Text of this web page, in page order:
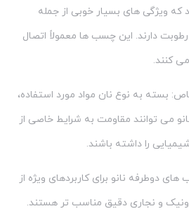
که ویژگی های بسیار خوبی از جمله
دارند. این چسب ها معمولاً اتصال
کنند.
بسته به نوع نان مواد مورد استفاده،
می توانند مقاومت به شرایط خاصی از
را داشته باشند.
دوطرفه نانو برای کاربردهای ویژه از
و نجاری دقیق مناسب تر هستند.